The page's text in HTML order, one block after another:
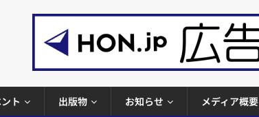
ト 出版物 お知らせ メディア概要